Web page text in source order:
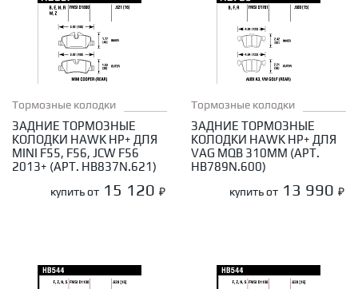
Тормозные колодки
ЗАДНИЕ ТОРМОЗНЫЕ
КОЛОДКИ HAWK HP+ ДЛЯ
MINI F55, F56, JCW F56
2013+ (АРТ. HB837N.621)
купить от 15 120 ₽
Тормозные колодки
ЗАДНИЕ ТОРМОЗНЫЕ
КОЛОДКИ HAWK HP+ ДЛЯ
VAG MQB 310ММ (АРТ.
HB789N.600)
купить от 13 990 ₽